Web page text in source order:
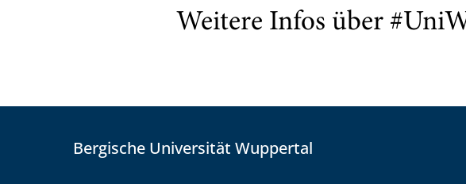
Weitere Infos über
Bergische Universität Wuppertal